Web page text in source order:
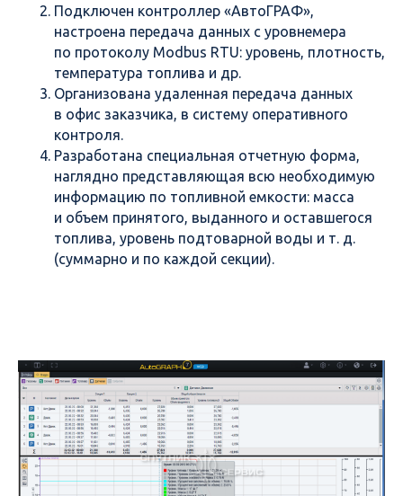
Подключен контроллер «АвтоГРАФ»,
настроена передача данных с уровнемера
по протоколу Modbus RTU: уровень, плотность,
температура топлива и др.
Организована удаленная передача данных
в офис заказчика, в систему оперативного
контроля.
Разработана специальная отчетную форма,
наглядно представляющая всю необходимую
информацию по топливной емкости: масса
и объем принятого, выданного и оставшегося
топлива, уровень подтоварной воды и т. д.
(суммарно и по каждой секции).